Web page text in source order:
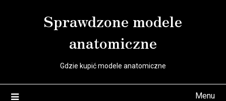
Sprawdzone modele
anatomiczne
Gdzie kupić modele anatomiczne
Menu